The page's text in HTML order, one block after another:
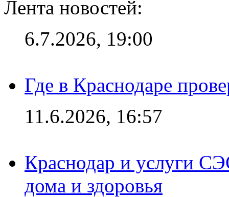
Лента новостей:
6.7.2026, 19:00
Где в Краснодаре
11.6.2026, 16:57
Краснодар и услуги
дома и здоровья